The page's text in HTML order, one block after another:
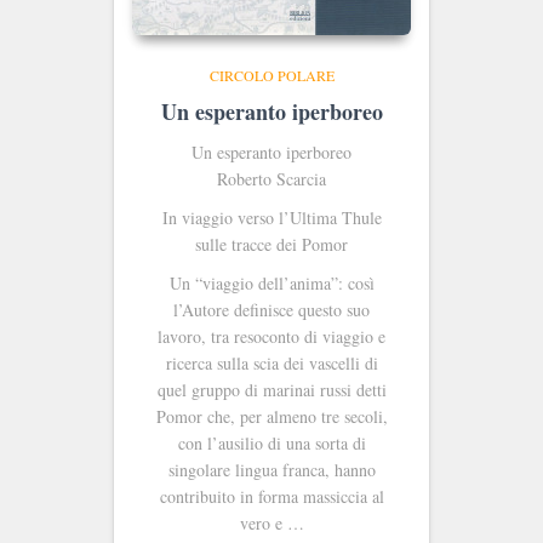
CIRCOLO POLARE
Un esperanto iperboreo
Un esperanto iperboreo
Roberto Scarcia
In viaggio verso l’Ultima Thule
sulle tracce dei Pomor
Un “viaggio dell’anima”: così
l’Autore definisce questo suo
lavoro, tra resoconto di viaggio e
ricerca sulla scia dei vascelli di
quel gruppo di marinai russi detti
Pomor che, per almeno tre secoli,
con l’ausilio di una sorta di
singolare lingua franca, hanno
contribuito in forma massiccia al
vero e …